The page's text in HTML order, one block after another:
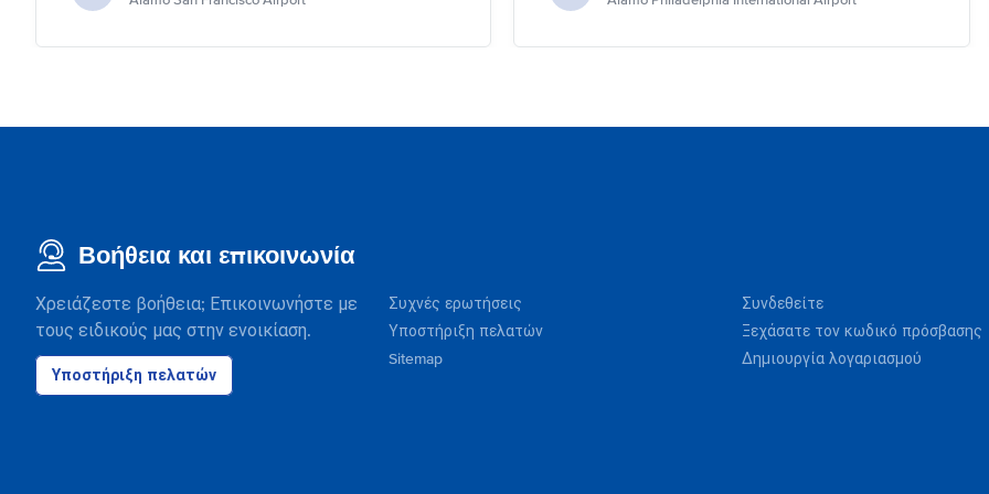
Βοήθεια και επικοινωνία
Χρειάζεστε βοήθεια; Επικοινωνήστε με
τους ειδικούς μας στην ενοικίαση.
Υποστήριξη πελατών
Συχνές ερωτήσεις
Υποστήριξη πελατών
Sitemap
Συνδεθείτε
Ξεχάσατε τον κωδικό πρόσβασης
Δημιουργία λογαριασμού